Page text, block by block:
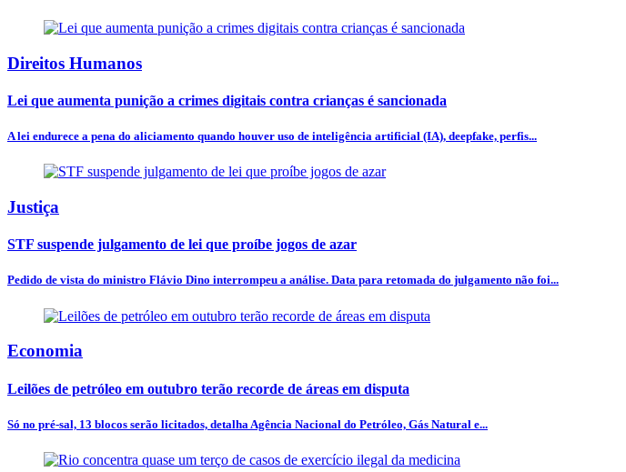
Direitos Humanos
Lei que aumenta punição a crimes digitais contra crianças é sancionada
A lei endurece a pena do aliciamento quando houver uso de inteligência artificial (IA), deepfake, perfis...
Justiça
STF suspende julgamento de lei que proíbe jogos de azar
Pedido de vista do ministro Flávio Dino interrompeu a análise. Data para retomada do julgamento não foi...
Economia
Leilões de petróleo em outubro terão recorde de áreas em disputa
Só no pré-sal, 13 blocos serão licitados, detalha Agência Nacional do Petróleo, Gás Natural e...